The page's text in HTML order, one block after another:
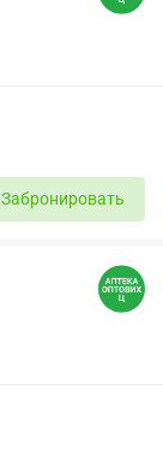
Забронировать